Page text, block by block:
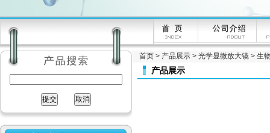
首页 > 产品展示 > 光学显微放大镜 > 生
产品展示